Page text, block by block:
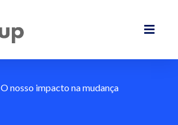
O nosso impacto na mudança